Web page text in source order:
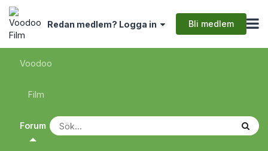
Redan medlem? Logga in Bli medlem
Voodoo
Film
Forum